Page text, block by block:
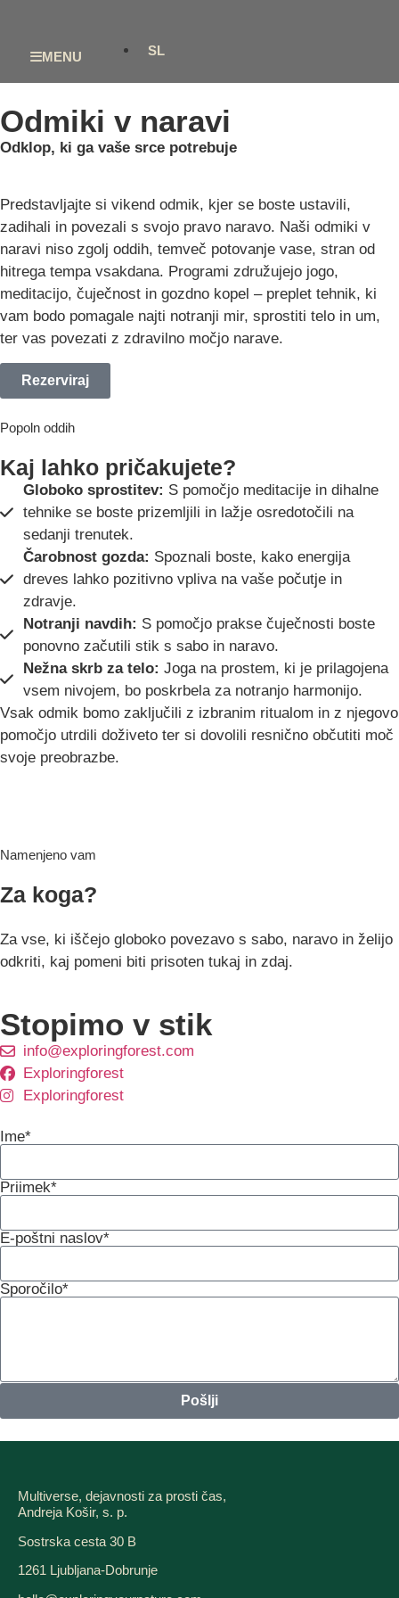
SL
MENU
Odmiki v naravi
Odklop, ki ga vaše srce potrebuje
Predstavljajte si vikend odmik, kjer se boste ustavili,
zadihali in povezali s svojo pravo naravo. Naši odmiki v
naravi niso zgolj oddih, temveč potovanje vase, stran od
hitrega tempa vsakdana. Programi združujejo jogo,
meditacijo, čuječnost in gozdno kopel – preplet tehnik, ki
vam bodo pomagale najti notranji mir, sprostiti telo in um,
ter vas povezati z zdravilno močjo narave.
Rezerviraj
Popoln oddih
Kaj lahko pričakujete?
Globoko sprostitev: S pomočjo meditacije in dihalne
tehnike se boste prizemljili in lažje osredotočili na
sedanji trenutek.
Čarobnost gozda: Spoznali boste, kako energija
dreves lahko pozitivno vpliva na vaše počutje in
zdravje.
Notranji navdih: S pomočjo prakse čuječnosti boste
ponovno začutili stik s sabo in naravo.
Nežna skrb za telo: Joga na prostem, ki je prilagojena
vsem nivojem, bo poskrbela za notranjo harmonijo.
Vsak odmik bomo zaključili z izbranim ritualom in z njegovo
pomočjo utrdili doživeto ter si dovolili resnično občutiti moč
svoje preobrazbe.
Namenjeno vam
Za koga?
Za vse, ki iščejo globoko povezavo s sabo, naravo in želijo
odkriti, kaj pomeni biti prisoten tukaj in zdaj.
Stopimo v stik
info@exploringforest.com
Exploringforest
Exploringforest
Ime*
Priimek*
E-poštni naslov*
Sporočilo*
Pošlji
Multiverse, dejavnosti za prosti čas,
Andreja Košir, s. p.
Sostrska cesta 30 B
1261 Ljubljana-Dobrunje